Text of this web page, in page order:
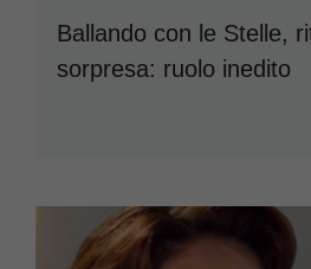
Ballando con le Stelle,
sorpresa: ruolo inedito